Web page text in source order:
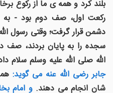
بلند کرد و همه ی ما از رکوع
رکعت اول، صف دوم بود -
دشمن قرار گرفت؛ وقتی رسول
سجده را به پايان بردند،
الله صلى الله عليه وسلم سلام
جابر رضى الله عنه می گويد:
شان انجام می دهند. و امام